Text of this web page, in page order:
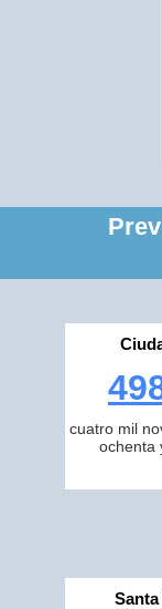
cuatro mil
ochenta
Santa